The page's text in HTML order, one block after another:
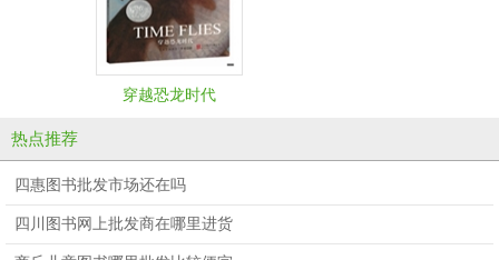
穿越恐龙时代
热点推荐
四惠图书批发市场还在吗
四川图书网上批发商在哪里进货